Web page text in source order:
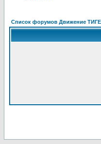
Список форумов Движение